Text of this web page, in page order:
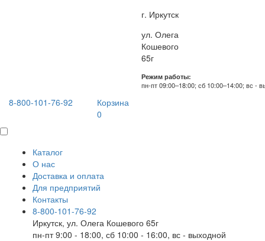
г. Иркутск
ул. Олега
Кошевого
65г
Режим работы:
пн-пт 09:00–18:00; сб 10:00–14:00; вс -
8-800-101-76-92
Корзина
0
Каталог
О нас
Доставка и оплата
Для предприятий
Контакты
8-800-101-76-92
Иркутск, ул. Олега Кошевого 65г
пн-пт 9:00 - 18:00, сб 10:00 - 16:00, вс - выходной